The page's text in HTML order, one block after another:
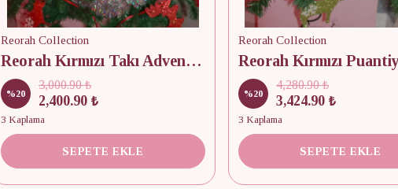
Reorah Collection
Reorah Kırmızı Takı Advent Calendar 9 Adet
%20
3,000.90 ₺
2,400.90 ₺
3 Kaplama
SEPETE EKLE
Reorah Collection
%20
4,280.90 ₺
3,424.90 ₺
3 Kaplama
SEPETE EKLE